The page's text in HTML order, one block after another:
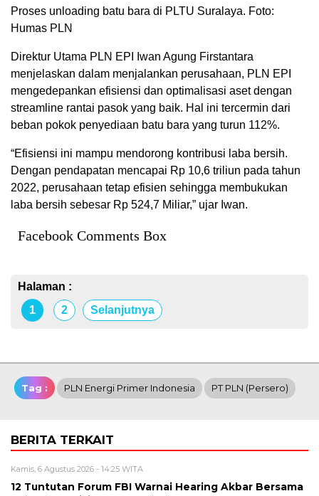
Proses unloading batu bara di PLTU Suralaya. Foto:
Humas PLN
Direktur Utama PLN EPI Iwan Agung Firstantara
menjelaskan dalam menjalankan perusahaan, PLN EPI
mengedepankan efisiensi dan optimalisasi aset dengan
streamline rantai pasok yang baik. Hal ini tercermin dari
beban pokok penyediaan batu bara yang turun 112%.
“Efisiensi ini mampu mendorong kontribusi laba bersih.
Dengan pendapatan mencapai Rp 10,6 triliun pada tahun
2022, perusahaan tetap efisien sehingga membukukan
laba bersih sebesar Rp 524,7 Miliar,” ujar Iwan.
Facebook Comments Box
Halaman :
1
2 Selanjutnya
Tag : PLN Energi Primer Indonesia PT PLN (Persero)
BERITA TERKAIT
Kamis, 6 Agustus 2026 - 14:25 WITA
12 Tuntutan Forum FBI Warnai Hearing Akbar Bersama